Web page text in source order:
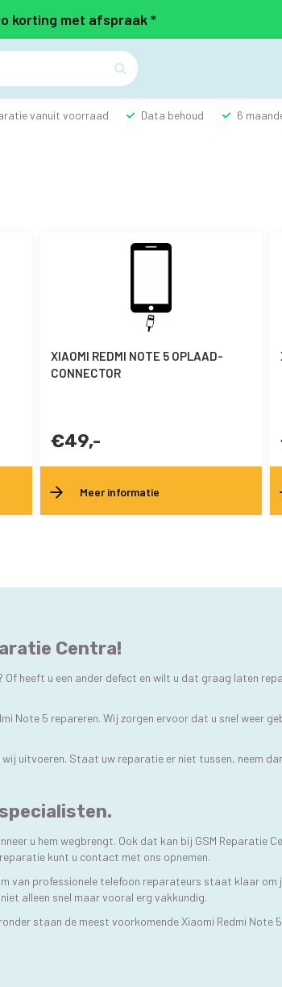
korting met afspraak *

vanuit voorraad Data behoud 6
XIAOMI REDMI NOTE 5 OPLAAD-
CONNECTOR
€49,-
Meer informatie
Centra!
heeft u een ander defect en wilt u dat graag laten
Note 5 repareren. Wij zorgen ervoor dat u snel weer
uitvoeren. Staat uw reparatie er niet tussen, neem
u hem wegbrengt. Ook dat kan bij GSM Reparatie
kunt u contact met ons opnemen.
van professionele telefoon reparateurs staat klaar om
alleen snel maar vooral erg vakkundig.
staan de meest voorkomende Xiaomi Redmi Note